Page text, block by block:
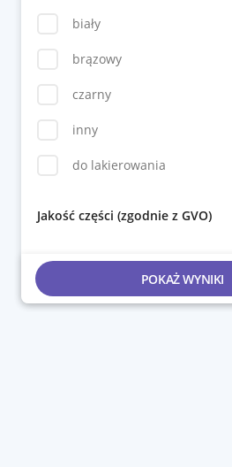
biały
brązowy
czarny
inny
do lakierowania
Jakość części (zgodnie z GVO)
POKAŻ WYNIKI